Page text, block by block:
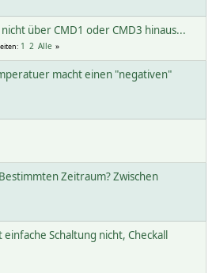
nicht über CMD1 oder CMD3 hinaus...
1 2 Alle
macht einen "negativen"
Zeitraum? Zwischen
einfache Schaltung nicht, Checkall